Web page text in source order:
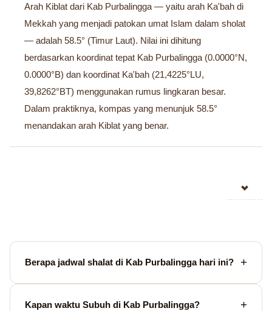
Arah Kiblat dari Kab Purbalingga — yaitu arah Ka'bah di
Mekkah yang menjadi patokan umat Islam dalam sholat
— adalah 58.5° (Timur Laut). Nilai ini dihitung
berdasarkan koordinat tepat Kab Purbalingga (0.0000°N,
0.0000°B) dan koordinat Ka'bah (21,4225°LU,
39,8262°BT) menggunakan rumus lingkaran besar.
Dalam praktiknya, kompas yang menunjuk 58.5°
menandakan arah Kiblat yang benar.
Berapa jadwal shalat di Kab Purbalingga hari ini?
Kapan waktu Subuh di Kab Purbalingga?